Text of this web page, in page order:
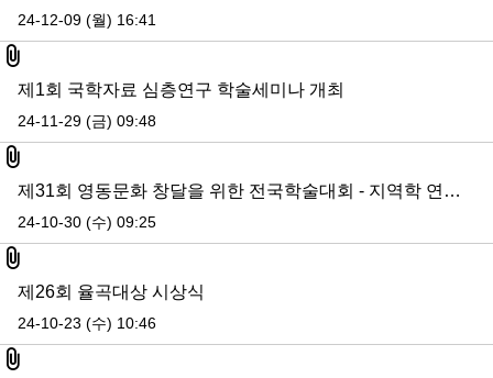
24-12-09 (월) 16:41
첨부파일
제1회 국학자료 심층연구 학술세미나 개최
24-11-29 (금) 09:48
첨부파일
제31회 영동문화 창달을 위한 전국학술대회 - 지역학 연구의 현황과 전망 (24. 11. 13)
24-10-30 (수) 09:25
첨부파일
제26회 율곡대상 시상식
24-10-23 (수) 10:46
첨부파일